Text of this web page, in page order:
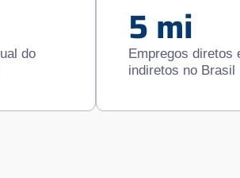
do
5 mi
Empregos diretos
indiretos no Brasil